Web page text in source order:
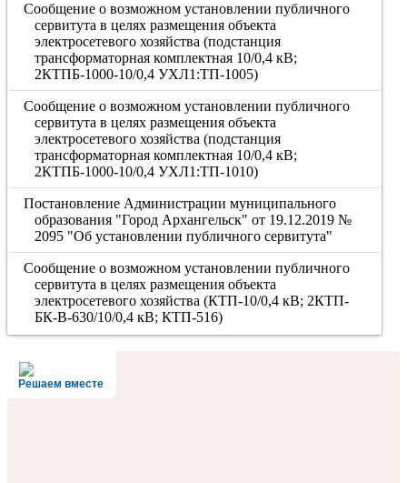
Сообщение о возможном установлении публичного
сервитута в целях размещения объекта
электросетевого хозяйства (подстанция
трансформаторная комплектная 10/0,4 кВ;
2КТПБ-1000-10/0,4 УХЛ1:ТП-1005)
Сообщение о возможном установлении публичного
сервитута в целях размещения объекта
электросетевого хозяйства (подстанция
трансформаторная комплектная 10/0,4 кВ;
2КТПБ-1000-10/0,4 УХЛ1:ТП-1010)
Постановление Администрации муниципального
образования "Город Архангельск" от 19.12.2019 №
2095 "Об установлении публичного сервитута"
Сообщение о возможном установлении публичного
сервитута в целях размещения объекта
электросетевого хозяйства (КТП-10/0,4 кВ; 2КТП-
БК-В-630/10/0,4 кВ; КТП-516)
Решаем вместе